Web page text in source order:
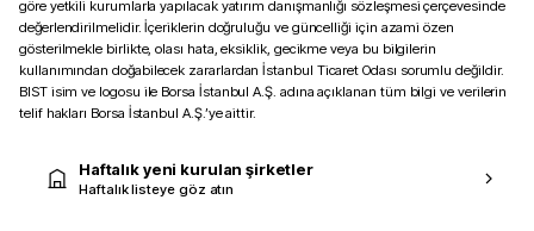
göre yetkili kurumlarla yapılacak yatırım danışmanlığı sözleşmesi çerçevesinde
değerlendirilmelidir. İçeriklerin doğruluğu ve güncelliği için azami özen
gösterilmekle birlikte, olası hata, eksiklik, gecikme veya bu bilgilerin
kullanımından doğabilecek zararlardan İstanbul Ticaret Odası sorumlu değildir.
BIST isim ve logosu ile Borsa İstanbul A.Ş. adına açıklanan tüm bilgi ve verilerin
telif hakları Borsa İstanbul A.Ş.’ye aittir.
Haftalık yeni kurulan şirketler
Haftalık listeye göz atın